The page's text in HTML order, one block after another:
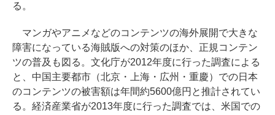
る。
マンガやアニメなどのコンテンツの海外展開で大きな
障害になっている海賊版への対策のほか、正規コンテン
ツの普及も図る。文化庁が2012年度に行った調査による
と、中国主要都市（北京・上海・広州・重慶）での日本
のコンテンツの被害額は年間約5600億円と推計されてい
る。経済産業省が2013年度に行った調査では、米国での